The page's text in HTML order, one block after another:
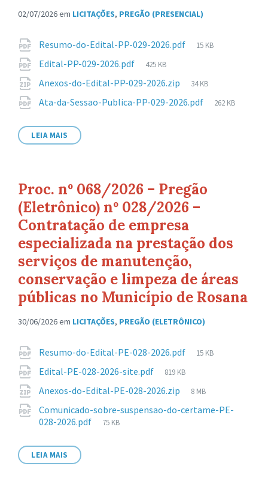
02/07/2026em LICITAÇÕES, PREGÃO (PRESENCIAL)
Anexos
Resumo-do-Edital-PP-029-2026.pdf
Tamanho
15 KB
Edital-PP-029-2026.pdf
Tamanho
arquivo:
425 KB
Anexos-do-Edital-PP-029-2026.zip
Tamanho
arquivo:
34 KB
Ata-da-Sessao-Publica-PP-029-2026.pdf
Tamanho
262 KB
LEIA MAIS
Proc. nº 068/2026 – Pregão
(Eletrônico) nº 028/2026 –
Contratação de empresa
especializada na prestação dos
serviços de manutenção,
conservação e limpeza de áreas
públicas no Município de Rosana
30/06/2026em LICITAÇÕES, PREGÃO (ELETRÔNICO)
Anexos
Resumo-do-Edital-PE-028-2026.pdf
Tamanho
15 KB
Edital-PE-028-2026-site.pdf
Tamanho
arquivo:
819 KB
Anexos-do-Edital-PE-028-2026.zip
Tamanho
arquivo:
8 MB
Comunicado-sobre-suspensao-do-certame-PE-
028-2026.pdf
Tamanho
75 KB
LEIA MAIS